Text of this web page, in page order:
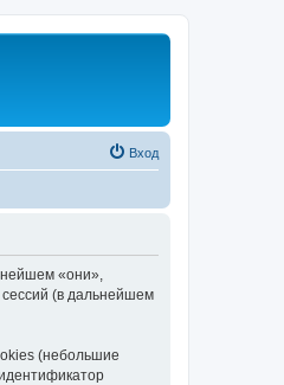
Вход
«они»,
(в дальнейшем
(небольшие